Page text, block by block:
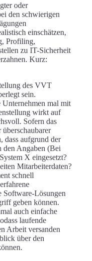
oder
den schwierigen
einschätzen,
Profiling,
zu IT-Sicherheit
Kurz:
des VVT
sein.
Unternehmen mal mit
wirkt auf
Sofern das
dass aufgrund der
den Angaben (Bei
X eingesetzt?
Mitarbeiterdaten?
schnell
Software-Lösungen
geben können.
auch einfache
laufende
Arbeit versanden
über den